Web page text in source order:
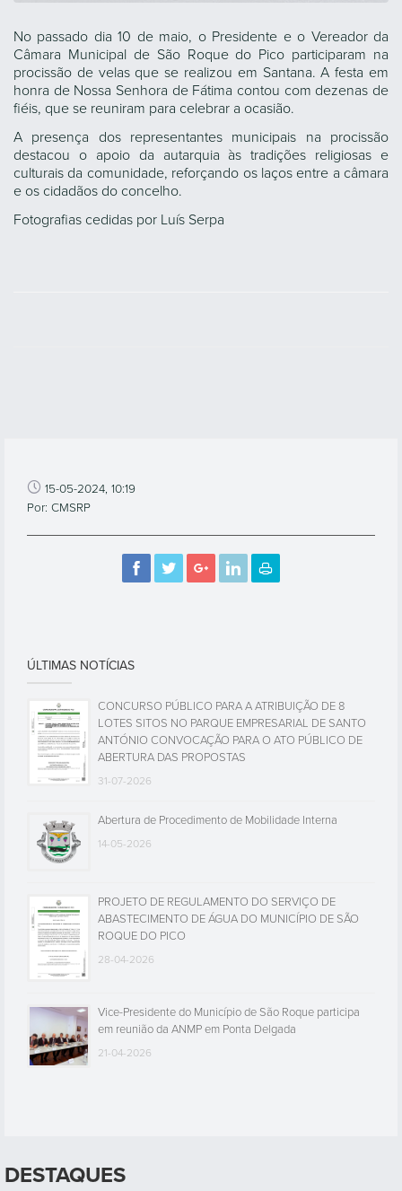
No passado dia 10 de maio, o Presidente e o Vereador da
Câmara Municipal de São Roque do Pico participaram na
procissão de velas que se realizou em Santana. A festa em
honra de Nossa Senhora de Fátima contou com dezenas de
fiéis, que se reuniram para celebrar a ocasião.
A presença dos representantes municipais na procissão
destacou o apoio da autarquia às tradições religiosas e
culturais da comunidade, reforçando os laços entre a câmara
e os cidadãos do concelho.
Fotografias cedidas por Luís Serpa
15-05-2024, 10:19
Por: CMSRP
ÚLTIMAS NOTÍCIAS
CONCURSO PÚBLICO PARA A ATRIBUIÇÃO DE 8
LOTES SITOS NO PARQUE EMPRESARIAL DE SANTO
ANTÓNIO CONVOCAÇÃO PARA O ATO PÚBLICO DE
ABERTURA DAS PROPOSTAS
31-07-2026
Abertura de Procedimento de Mobilidade Interna
14-05-2026
PROJETO DE REGULAMENTO DO SERVIÇO DE
ABASTECIMENTO DE ÁGUA DO MUNICÍPIO DE SÃO
ROQUE DO PICO
28-04-2026
Vice-Presidente do Município de São Roque participa
em reunião da ANMP em Ponta Delgada
21-04-2026
DESTAQUES